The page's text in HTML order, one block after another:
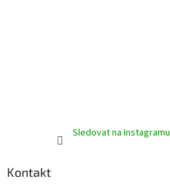
Sledovat na Instagramu
Kontakt